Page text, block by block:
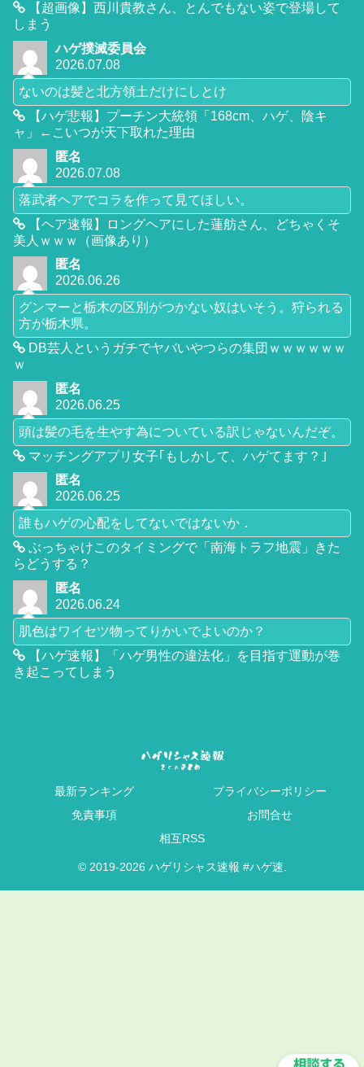
【超画像】西川貴教さん、とんでもない姿で登場して
しまう
ハゲ撲滅委員会
2026.07.08
ないのは髪と北方領土だけにしとけ
【ハゲ悲報】プーチン大統領「168cm、ハゲ、陰キ
ャ」←こいつが天下取れた理由
匿名
2026.07.08
落武者ヘアでコラを作って見てほしい。
【ヘア速報】ロングヘアにした蓮舫さん、どちゃくそ
美人ｗｗｗ（画像あり）
匿名
2026.06.26
グンマーと栃木の区別がつかない奴はいそう。狩られる
方が栃木県。
DB芸人というガチでヤバいやつらの集団ｗｗｗｗｗｗ
ｗ
匿名
2026.06.25
頭は髪の毛を生やす為についている訳じゃないんだぞ。
マッチングアプリ女子｢もしかして、ハゲてます？｣
匿名
2026.06.25
誰もハゲの心配をしてないではないか．
ぶっちゃけこのタイミングで「南海トラフ地震」きた
らどうする？
匿名
2026.06.24
肌色はワイセツ物ってりかいでよいのか？
【ハゲ速報】「ハゲ男性の違法化」を目指す運動が巻
き起こってしまう
最新ランキング
プライバシーポリシー
免責事項
お問合せ
相互RSS
© 2019-2026 ハゲリシャス速報 #ハゲ速.